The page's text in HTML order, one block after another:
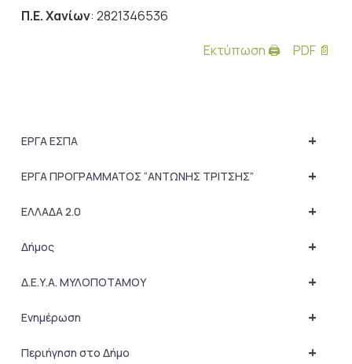
Π.Ε. Χανίων: 2821346536
Εκτύπωση 🖨
PDF 📄
+
ΕΡΓΑ ΕΣΠΑ
+
ΕΡΓΑ ΠΡΟΓΡΑΜΜΑΤΟΣ “ΑΝΤΩΝΗΣ ΤΡΙΤΣΗΣ”
+
ΕΛΛΑΔΑ 2.0
+
Δήμος
+
Δ.Ε.Υ.Α. ΜΥΛΟΠΟΤΑΜΟΥ
+
Ενημέρωση
+
Περιήγηση στο Δήμο